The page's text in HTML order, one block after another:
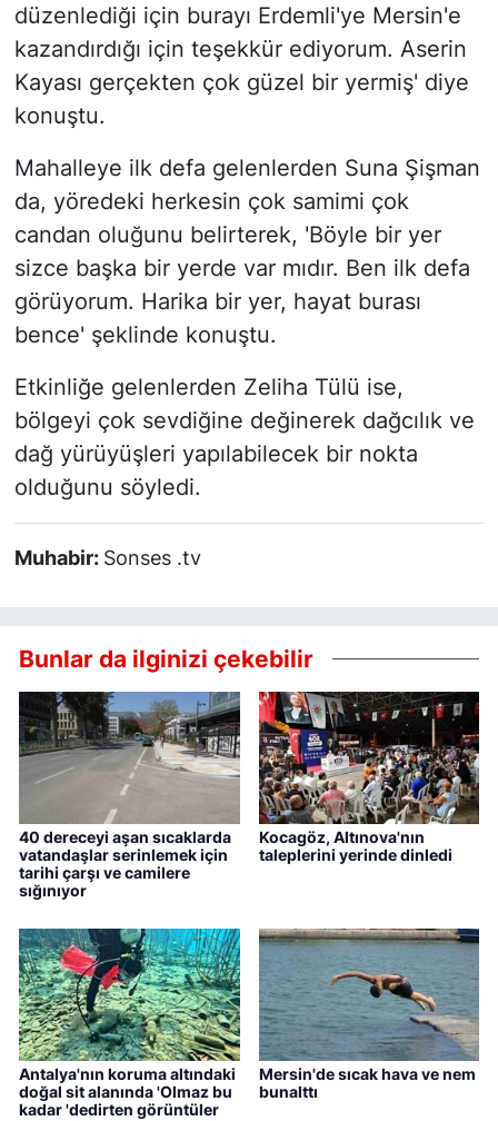
düzenlediği için burayı Erdemli'ye Mersin'e
kazandırdığı için teşekkür ediyorum. Aserin
Kayası gerçekten çok güzel bir yermiş' diye
konuştu.
Mahalleye ilk defa gelenlerden Suna Şişman
da, yöredeki herkesin çok samimi çok
candan oluğunu belirterek, 'Böyle bir yer
sizce başka bir yerde var mıdır. Ben ilk defa
görüyorum. Harika bir yer, hayat burası
bence' şeklinde konuştu.
Etkinliğe gelenlerden Zeliha Tülü ise,
bölgeyi çok sevdiğine değinerek dağcılık ve
dağ yürüyüşleri yapılabilecek bir nokta
olduğunu söyledi.
Muhabir: Sonses .tv
Bunlar da ilginizi çekebilir
40 dereceyi aşan sıcaklarda
vatandaşlar serinlemek için
tarihi çarşı ve camilere
sığınıyor
Kocagöz, Altınova'nın
taleplerini yerinde dinledi
Antalya'nın koruma altındaki
doğal sit alanında 'Olmaz bu
kadar 'dedirten görüntüler
Mersin'de sıcak hava ve nem
bunalttı